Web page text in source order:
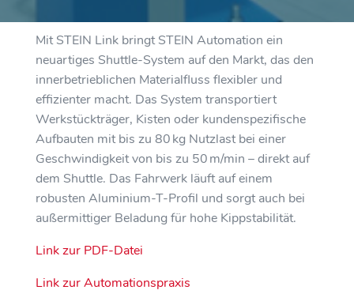
Mit STEIN Link bringt STEIN Automation ein
neuartiges Shuttle-System auf den Markt, das den
innerbetrieblichen Materialfluss flexibler und
effizienter macht. Das System transportiert
Werkstückträger, Kisten oder kundenspezifische
Aufbauten mit bis zu 80 kg Nutzlast bei einer
Geschwindigkeit von bis zu 50 m/min – direkt auf
dem Shuttle. Das Fahrwerk läuft auf einem
robusten Aluminium-T-Profil und sorgt auch bei
außermittiger Beladung für hohe Kippstabilität.
Link zur PDF-Datei
Link zur Automationspraxis